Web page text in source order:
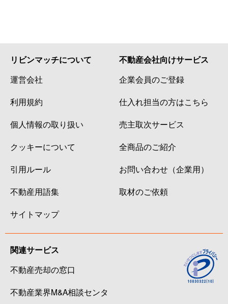
リビンマッチについて
運営会社
利用規約
個人情報の取り扱い
クッキーについて
引用ルール
不動産用語集
サイトマップ
不動産会社向けサービス
企業会員のご登録
仕入れ担当の方はこちら
売主取次サービス
全商品のご紹介
お問い合わせ（企業用）
取材のご依頼
関連サービス
不動産売却の窓口
不動産業界M&A相談センタ